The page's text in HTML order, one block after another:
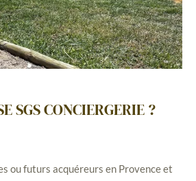
SGS CONCIERGERIE ?
ou futurs acquéreurs en Provence et